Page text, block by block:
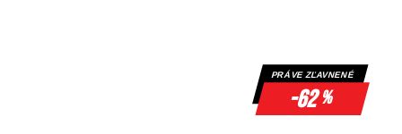
PRÁVE ZĽAVNENÉ
-62%